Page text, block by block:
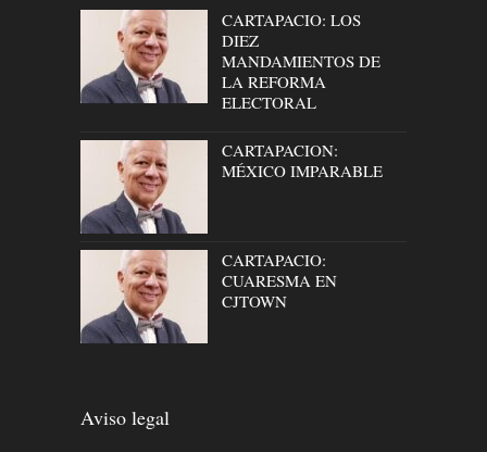
CARTAPACIO: LOS
DIEZ
MANDAMIENTOS DE
LA REFORMA
ELECTORAL
CARTAPACION:
MÉXICO IMPARABLE
CARTAPACIO:
CUARESMA EN
CJTOWN
Aviso legal